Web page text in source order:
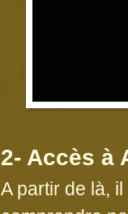
2- Accès à
A partir de là,